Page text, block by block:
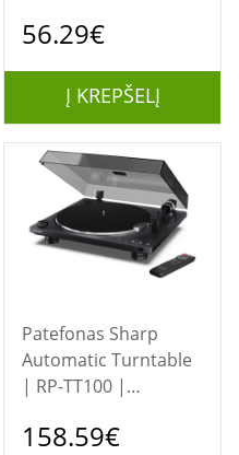
56.29€
Į KREPŠELĮ
Patefonas Sharp
Automatic Turntable
| RP-TT100 |
port
158.59€